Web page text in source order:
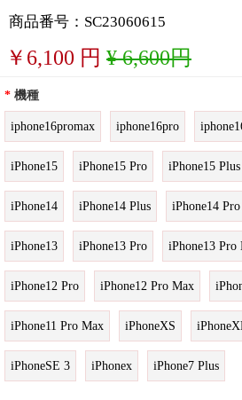
商品番号：SC23060615
￥ 6,100 円 ¥ 6,600円
* 機種
iphone16promax iphone16pro
iPhone15 iPhone15 Pro iPhone15 Plus
iPhone14 iPhone14 Plus iPhone14 Pro
iPhone13 iPhone13 Pro iPhone13 Pro
iPhone12 Pro iPhone12 Pro Max
iPhone11 Pro Max iPhoneXS
iPhoneSE 3 iPhonex iPhone7 Plus